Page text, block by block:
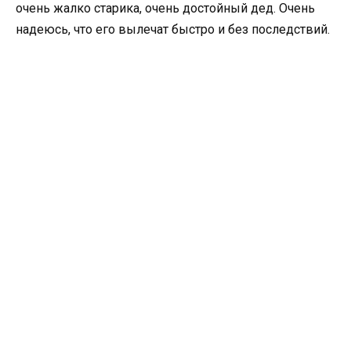
очень жалко старика, очень достойный дед. Очень
надеюсь, что его вылечат быстро и без последствий.